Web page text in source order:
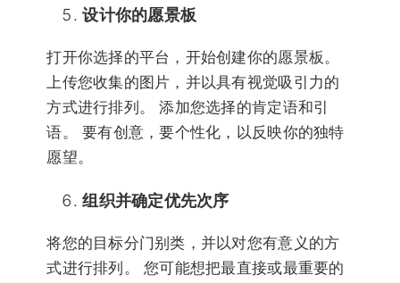
设计你的愿景板
打开你选择的平台，开始创建你的愿景板。
上传您收集的图片，并以具有视觉吸引力的
方式进行排列。 添加您选择的肯定语和引
语。 要有创意，要个性化，以反映你的独特
愿望。
组织并确定优先次序
将您的目标分门别类，并以对您有意义的方
式进行排列。 您可能想把最直接或最重要的